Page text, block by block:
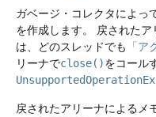
ガベージ・コレクタによっ
を作成します。
戻されたア
は、どのスレッドでも
「ア
リーナでclose()をコール
戻されたアリーナによるメ